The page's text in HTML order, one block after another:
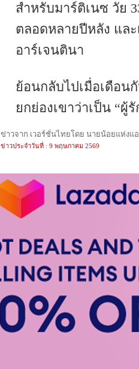
สำหรับมาร์ติเนซ วัย
ตลอดหลายปีหลัง แล
อาร์เจนตินา
ย้อนกลับไปเมื่อเดือน
ยกย่องเขาว่าเป็น “ผู้
ข่าวจาก เวอร์ชั่นไทยโดย นายน้อยแห่งแ
ข่าวประจำวันที่ : 9 พฤษภาคม 2569